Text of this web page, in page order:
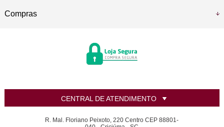
Compras
CENTRAL DE ATENDIMENTO
R. Mal. Floriano Peixoto, 220 Centro CEP 88801-